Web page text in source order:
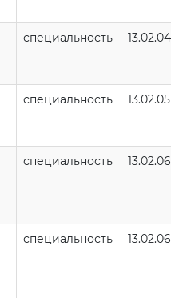
специальность 13.02.04
специальность 13.02.05
специальность 13.02.06
специальность 13.02.06